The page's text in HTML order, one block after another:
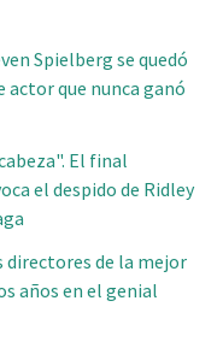
Spielberg se quedó
que nunca ganó
El final
el despido de Ridley
directores de la mejor
años en el genial